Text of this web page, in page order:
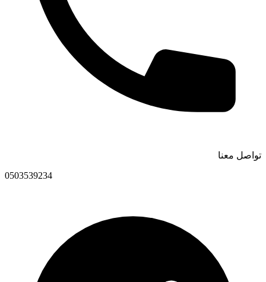
تواصل معنا
0503539234